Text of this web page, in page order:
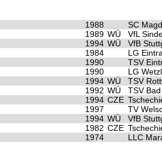
1988
SC
1989 WÜ
VfL
1994 WÜ
VfB
1984
LG
1990
TSV
1990
LG
1994 WÜ
TSV
1992 WÜ
TSV
1994 CZE
1997
TV
1994 WÜ
VfB
1982 CZE
1974 LLC